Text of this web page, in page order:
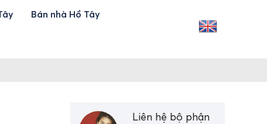
Bán nhà Hồ Tây
Liên hệ bộ phận